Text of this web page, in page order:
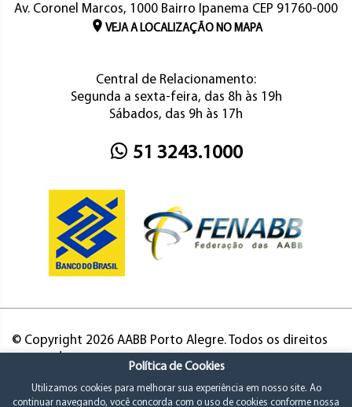
Av. Coronel Marcos, 1000 Bairro Ipanema CEP 91760-000
VEJA A LOCALIZAÇÃO NO MAPA
Central de Relacionamento:
Segunda a sexta-feira, das 8h às 19h
Sábados, das 9h às 17h
51 3243.1000
© Copyright 2026 AABB Porto Alegre. Todos os direitos
Política de Cookies
Utilizamos cookies para melhorar sua experiência em nosso site. Ao
continuar navegando, você concorda com o uso de cookies conforme nossa